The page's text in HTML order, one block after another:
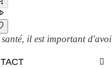
il est important